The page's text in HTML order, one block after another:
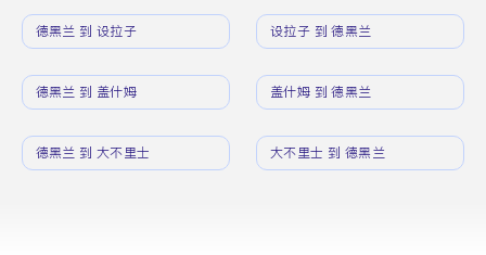
德黑兰 到 设拉子 设拉子 到 德黑兰
德黑兰 到 盖什姆 盖什姆 到 德黑兰
德黑兰 到 大不里士 大不里士 到 德黑兰